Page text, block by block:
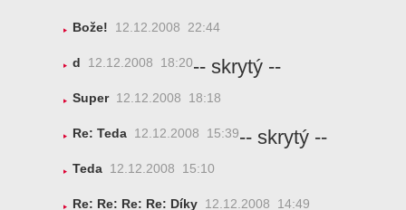
Bože! 12.12.2008 22:44
d 12.12.2008 18:20-- skrytý --
Super 12.12.2008 18:18
Re: Teda 12.12.2008 15:39-- skrytý --
Teda 12.12.2008 15:10
Re: Re: Re: Re: Díky 12.12.2008 14:49